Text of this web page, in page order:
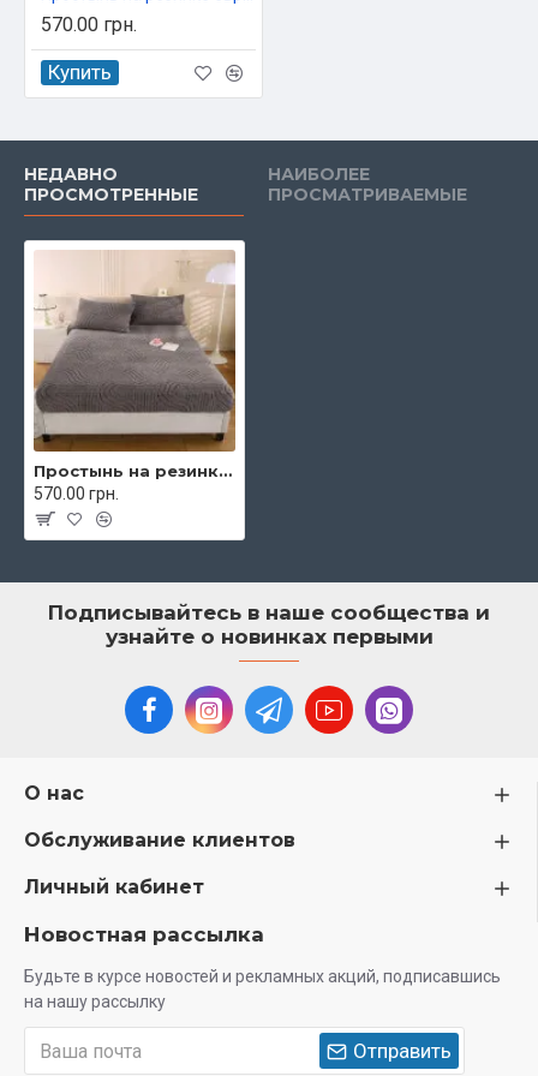
570.00 грн.
Купить
НЕДАВНО
ПРОСМОТРЕННЫЕ
НАИБОЛЕЕ
ПРОСМАТРИВАЕМЫЕ
Простынь на резинке евро 180х200 см с наволочками Colorful арт. 03-24/1
570.00 грн.
Подписывайтесь в наше сообщества и
узнайте о новинках первыми
О нас
Обслуживание клиентов
Личный кабинет
Новостная рассылка
Будьте в курсе новостей и рекламных акций, подписавшись
на нашу рассылку
Отправить